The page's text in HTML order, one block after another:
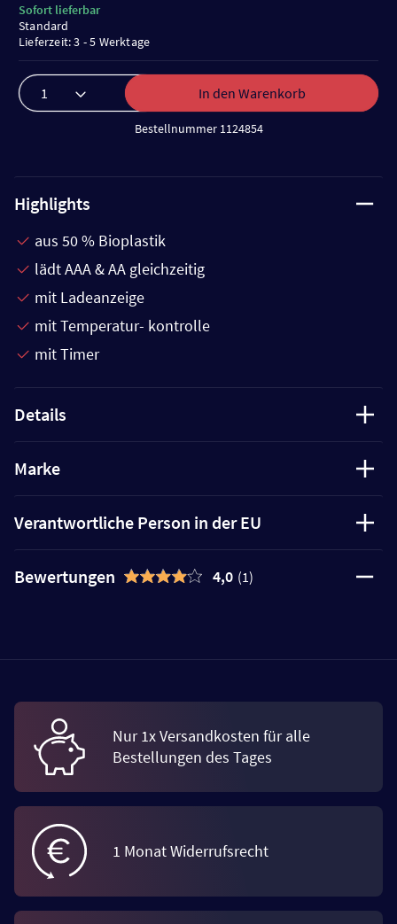
In den Warenkorb
Bestellnummer 1124854
Sofort lieferbar
Standard
Lieferzeit: 3 - 5 Werktage
Highlights
aus 50 % Bioplastik
lädt AAA & AA gleichzeitig
mit Ladeanzeige
mit Temperatur- kontrolle
mit Timer
Details
Marke
Verantwortliche Person in der EU
Bewertungen 4,0 (1)
Nur 1x Versandkosten für alle
Bestellungen des Tages
1 Monat Widerrufsrecht